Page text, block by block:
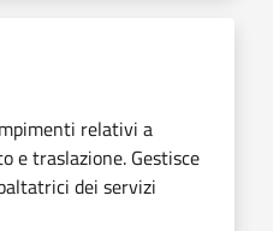
relativi a
e traslazione. Gestisce
dei servizi